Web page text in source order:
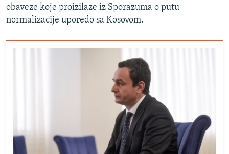
obaveze koje proizilaze iz Sporazuma o putu
normalizacije uporedo sa Kosovom.